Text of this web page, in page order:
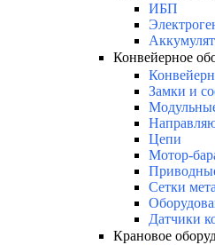
ИБП
Конвейерное
Замки и
Цепи
Мотор-
Сетки
Датчики
Крановое